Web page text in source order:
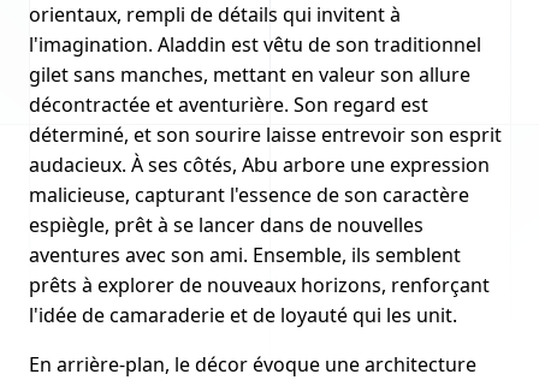
orientaux, rempli de détails qui invitent à
l'imagination. Aladdin est vêtu de son traditionnel
gilet sans manches, mettant en valeur son allure
décontractée et aventurière. Son regard est
déterminé, et son sourire laisse entrevoir son esprit
audacieux. À ses côtés, Abu arbore une expression
malicieuse, capturant l'essence de son caractère
espiègle, prêt à se lancer dans de nouvelles
aventures avec son ami. Ensemble, ils semblent
prêts à explorer de nouveaux horizons, renforçant
l'idée de camaraderie et de loyauté qui les unit.
En arrière-plan, le décor évoque une architecture